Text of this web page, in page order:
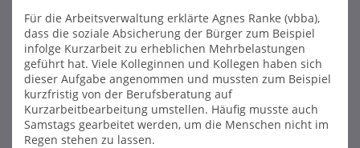
Für die Arbeitsverwaltung erklärte Agnes Ranke (vbba),
dass die soziale Absicherung der Bürger zum Beispiel
infolge Kurzarbeit zu erheblichen Mehrbelastungen
geführt hat. Viele Kolleginnen und Kollegen haben sich
dieser Aufgabe angenommen und mussten zum Beispiel
kurzfristig von der Berufsberatung auf
Kurzarbeitbearbeitung umstellen. Häufig musste auch
Samstags gearbeitet werden, um die Menschen nicht im
Regen stehen zu lassen.